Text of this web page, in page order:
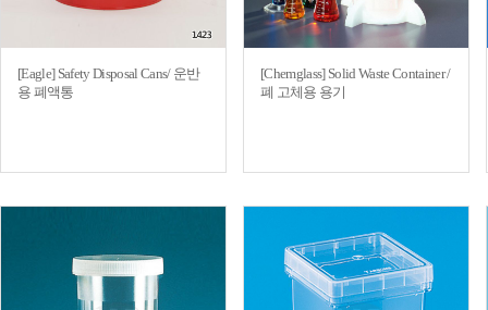
[Eagle] Safety Disposal Cans/ 운반
용 폐액통
[Chemglass] Solid Waste Container /
폐 고체용 용기